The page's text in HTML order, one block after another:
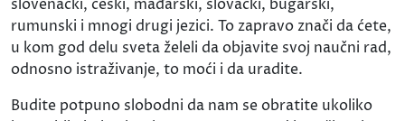
slovenački, češki, mađarski, slovački, bugarski,
rumunski i mnogi drugi jezici. To zapravo znači da ćete,
u kom god delu sveta želeli da objavite svoj naučni rad,
odnosno istraživanje, to moći i da uradite.
Budite potpuno slobodni da nam se obratite ukoliko